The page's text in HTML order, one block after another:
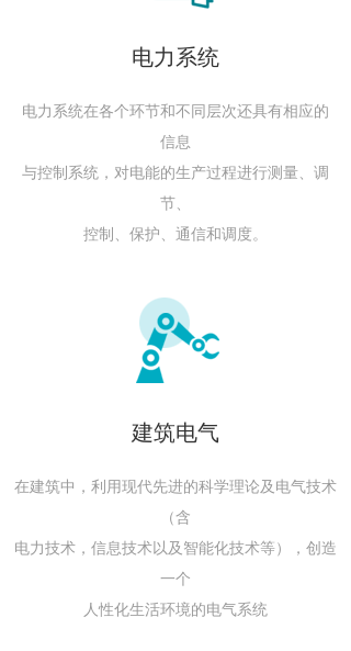
电力系统
电力系统在各个环节和不同层次还具有相应的
信息
与控制系统，对电能的生产过程进行测量、调
节、
控制、保护、通信和调度。
建筑电气
在建筑中，​利用现代先进的科学理论及电气技术
（含
电力技术，信​息技术以及智能化技术等），创造
一个
人性化生活环境的电气系统